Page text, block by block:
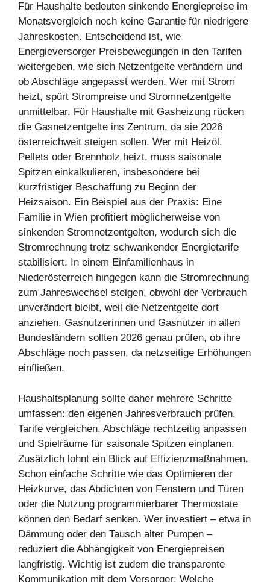
Für Haushalte bedeuten sinkende Energiepreise im
Monatsvergleich noch keine Garantie für niedrigere
Jahreskosten. Entscheidend ist, wie
Energieversorger Preisbewegungen in den Tarifen
weitergeben, wie sich Netzentgelte verändern und
ob Abschläge angepasst werden. Wer mit Strom
heizt, spürt Strompreise und Stromnetzentgelte
unmittelbar. Für Haushalte mit Gasheizung rücken
die Gasnetzentgelte ins Zentrum, da sie 2026
österreichweit steigen sollen. Wer mit Heizöl,
Pellets oder Brennholz heizt, muss saisonale
Spitzen einkalkulieren, insbesondere bei
kurzfristiger Beschaffung zu Beginn der
Heizsaison. Ein Beispiel aus der Praxis: Eine
Familie in Wien profitiert möglicherweise von
sinkenden Stromnetzentgelten, wodurch sich die
Stromrechnung trotz schwankender Energietarife
stabilisiert. In einem Einfamilienhaus in
Niederösterreich hingegen kann die Stromrechnung
zum Jahreswechsel steigen, obwohl der Verbrauch
unverändert bleibt, weil die Netzentgelte dort
anziehen. Gasnutzerinnen und Gasnutzer in allen
Bundesländern sollten 2026 genau prüfen, ob ihre
Abschläge noch passen, da netzseitige Erhöhungen
einfließen.
Haushaltsplanung sollte daher mehrere Schritte
umfassen: den eigenen Jahresverbrauch prüfen,
Tarife vergleichen, Abschläge rechtzeitig anpassen
und Spielräume für saisonale Spitzen einplanen.
Zusätzlich lohnt ein Blick auf Effizienzmaßnahmen.
Schon einfache Schritte wie das Optimieren der
Heizkurve, das Abdichten von Fenstern und Türen
oder die Nutzung programmierbarer Thermostate
können den Bedarf senken. Wer investiert – etwa in
Dämmung oder den Tausch alter Pumpen –
reduziert die Abhängigkeit von Energiepreisen
langfristig. Wichtig ist zudem die transparente
Kommunikation mit dem Versorger: Welche